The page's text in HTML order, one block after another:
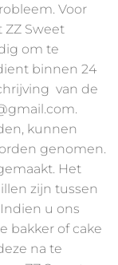
Voor
Sweet
om te
binnen 24
van de
kunnen
genomen.
Het
zijn tussen
u ons
bakker of cake
na te